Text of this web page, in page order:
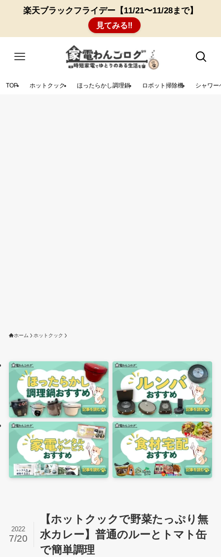
楽天ブラックフライデー【11/21〜11/28まで】
見てみる‼︎
TOP ホットクック ほったらかし調理鍋 ロボット掃除機 シャワー
ホーム ホットクック
【ホットクックで野菜たっぷり無
水カレー】普通のルーとトマト缶
で簡単調理
2022
7/20